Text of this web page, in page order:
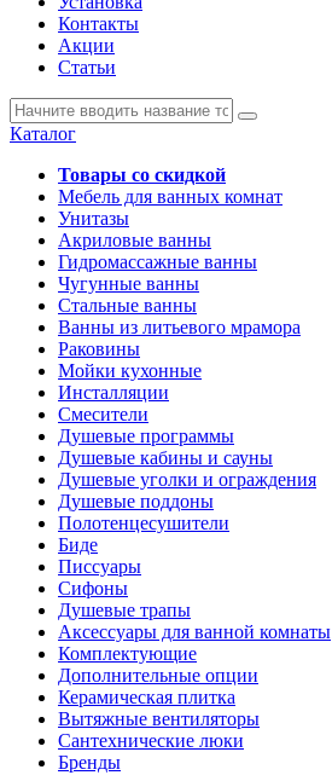
Контакты
Акции
Статьи
Каталог
Товары со скидкой
Мебель для ванных комнат
Унитазы
Акриловые ванны
Гидромассажные ванны
Чугунные ванны
Стальные ванны
Ванны из литьевого мрамора
Раковины
Мойки кухонные
Инсталляции
Смесители
Душевые программы
Душевые кабины и сауны
Душевые уголки и ограждения
Душевые поддоны
Полотенцесушители
Биде
Писсуары
Сифоны
Душевые трапы
Аксессуары для ванной комнаты
Комплектующие
Дополнительные опции
Керамическая плитка
Вытяжные вентиляторы
Сантехнические люки
Бренды